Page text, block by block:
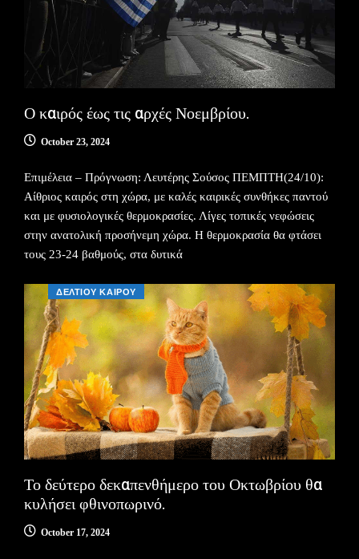
Ο καιρός έως τις αρχές Νοεμβρίου.
October 23, 2024
Επιμέλεια – Πρόγνωση: Λευτέρης Σούσος ΠΕΜΠΤΗ(24/10):
Αίθριος καιρός στη χώρα, με καλές καιρικές συνθήκες παντού
και με φυσιολογικές θερμοκρασίες. Λίγες τοπικές νεφώσεις
στην ανατολική προσήνεμη χώρα. Η θερμοκρασία θα φτάσει
τους 23-24 βαθμούς, στα δυτικά
ΔΕΛΤΙΟΥ ΚΑΙΡΟΥ
Το δεύτερο δεκαπενθήμερο του Οκτωβρίου θα
κυλήσει φθινοπωρινό.
October 17, 2024